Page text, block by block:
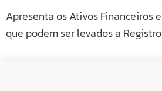
Apresenta os Ativos Financeiros
que podem ser levados a